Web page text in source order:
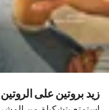
زيد بروتين على الروتين